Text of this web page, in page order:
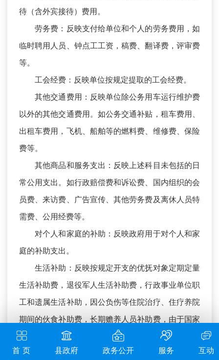
首 页 县政府 政务公开 服务 互动
待（含外宾接待）费用。
劳务费：反映支付给单位和个人的劳务费用，如
临时聘用人员、钟点工工资，稿费、翻译费，评审费
等。
工会经费：反映单位按规定提取的工会经费。
其他交通费用：反映单位除公务用车运行维护费
以外的其他交通费用。如公务交通补贴，租车费用、
出租车费用，飞机、船舶等的燃料费、维修费、保险
费等。
其他商品和服务支出：反映上述科目未包括的日
常公用支出。如行政赔偿费和诉讼费、国内组织的会
员费、来访费、广告宣传、其他劳务费及离休人员特
需费、公用经费等。
对个人和家庭的补助：反映政府用于对个人和家
庭的补助支出。
生活补助：反映按规定开支的优抚对象定期定量
生活补助费，退役军人生活补助费，行政事业单位职
工和遗属生活补助，因公负伤等住院治疗、住疗养院
期间的伙食补助费，长期赡养人员补助费，由于国家
实行退耕还林禁牧舍饲政策补偿给农牧民的现金、粮
食支出，对农村党员、复员军人以及村干部的补助支